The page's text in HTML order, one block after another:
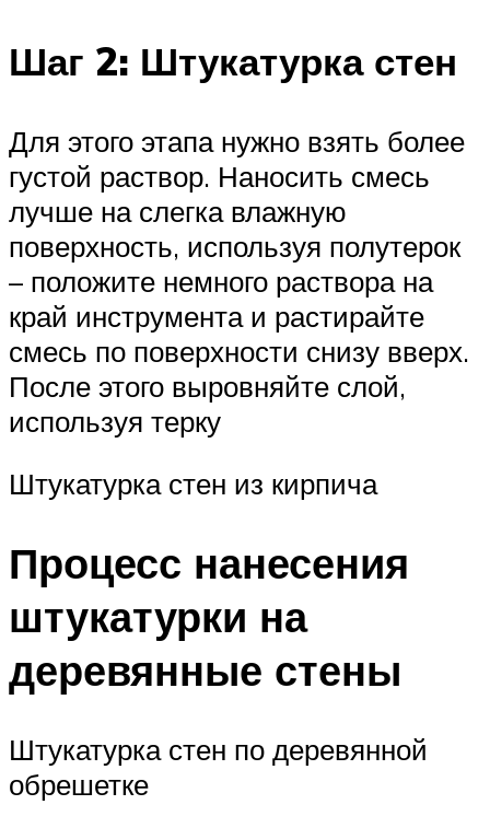
Шаг 2: Штукатурка стен
Для этого этапа нужно взять более
густой раствор. Наносить смесь
лучше на слегка влажную
поверхность, используя полутерок
– положите немного раствора на
край инструмента и растирайте
смесь по поверхности снизу вверх.
После этого выровняйте слой,
используя терку
Штукатурка стен из кирпича
Процесс нанесения
штукатурки на
деревянные стены
Штукатурка стен по деревянной
обрешетке